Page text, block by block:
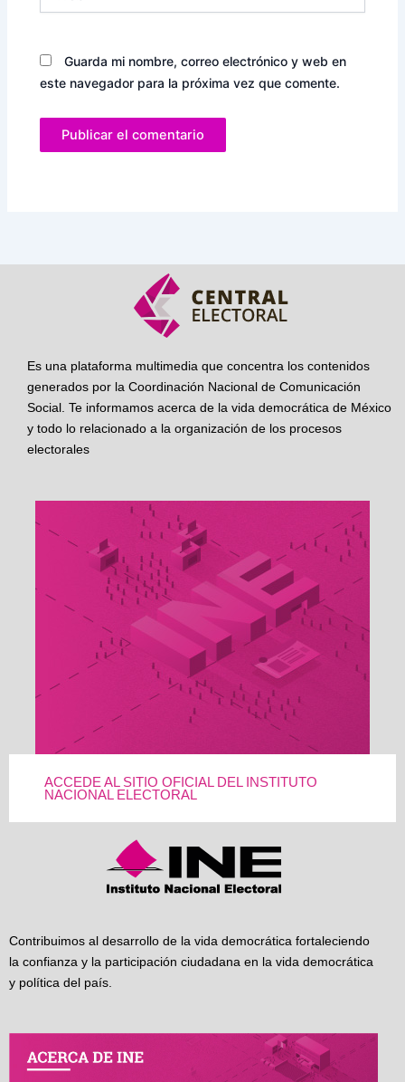
Guarda mi nombre, correo electrónico y web en
este navegador para la próxima vez que comente.
Es una plataforma multimedia que concentra los contenidos
generados por la Coordinación Nacional de Comunicación
Social. Te informamos acerca de la vida democrática de México
y todo lo relacionado a la organización de los procesos
electorales
ACCEDE AL SITIO OFICIAL DEL INSTITUTO
NACIONAL ELECTORAL
Contribuimos al desarrollo de la vida democrática fortaleciendo
la confianza y la participación ciudadana en la vida democrática
y política del país.